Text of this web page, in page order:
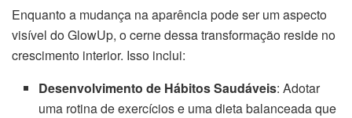
Enquanto a mudança na aparência pode ser um aspecto
visível do GlowUp, o cerne dessa transformação reside no
crescimento interior. Isso inclui:
Desenvolvimento de Hábitos Saudáveis: Adotar
uma rotina de exercícios e uma dieta balanceada que